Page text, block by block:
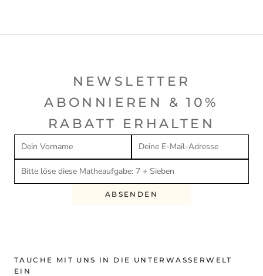
NEWSLETTER
ABONNIEREN & 10%
RABATT ERHALTEN
ABSENDEN
TAUCHE MIT UNS IN DIE UNTERWASSERWELT
EIN